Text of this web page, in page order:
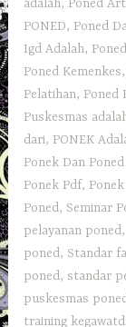
adalah, Poned
PONED, Poned
Igd Adalah,
Poned Kemenkes,
Pelatihan, Poned
Puskesmas
dari, PONEK
Ponek Dan
Ponek Pdf,
Poned, Seminar
pelayanan poned
poned, Standar
poned,standar
puskesmas
training